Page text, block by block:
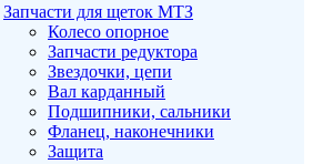
Запчасти для щеток МТЗ
Колесо опорное
Запчасти редуктора
Звездочки, цепи
Вал карданный
Подшипники, сальники
Фланец, наконечники
Защита